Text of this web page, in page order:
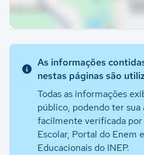
As informações
nestas páginas são
Todas as informações
público, podendo ter
facilmente verificada
Escolar, Portal do Enem
Educacionais do INEP.